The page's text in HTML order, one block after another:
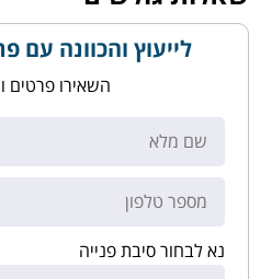
לייעוץ והכוונה עם
השאירו פרטים
נא לבחור סיבת פנייה